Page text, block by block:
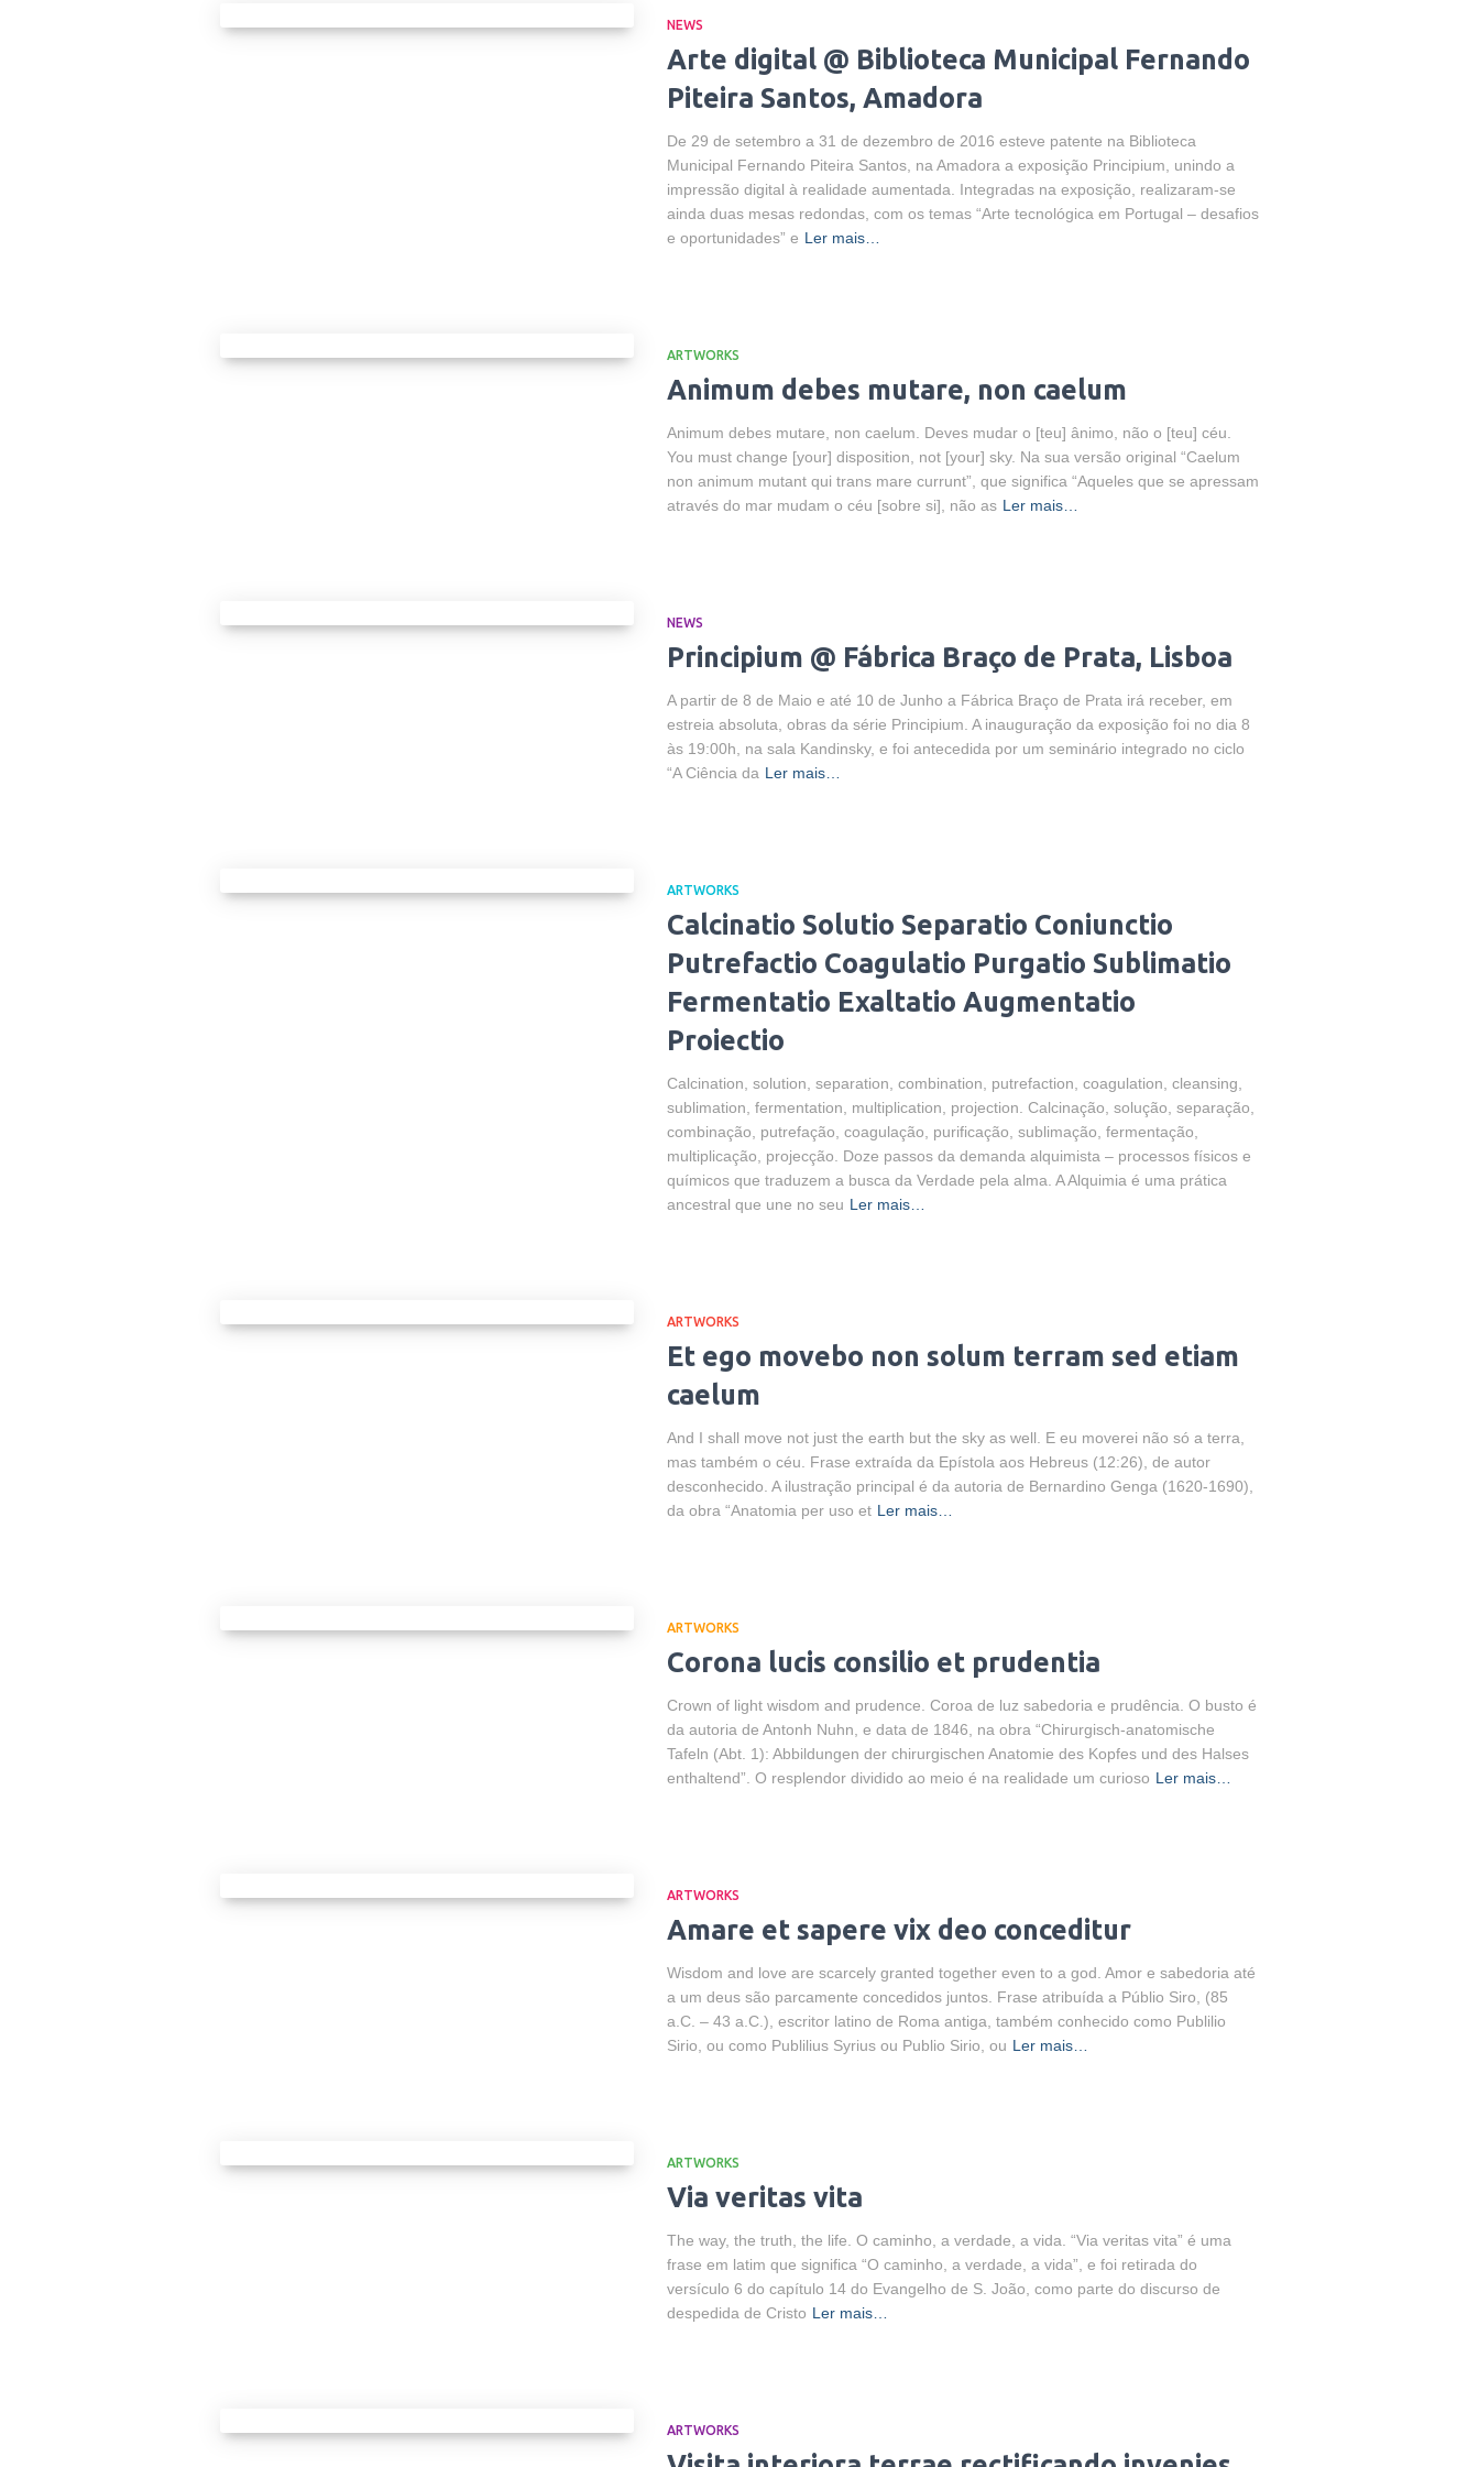
NEWS
Arte digital @ Biblioteca Municipal Fernando
Piteira Santos, Amadora
De 29 de setembro a 31 de dezembro de 2016 esteve patente na Biblioteca
Municipal Fernando Piteira Santos, na Amadora a exposição Principium, unindo a
impressão digital à realidade aumentada. Integradas na exposição, realizaram-se
ainda duas mesas redondas, com os temas “Arte tecnológica em Portugal – desafios
e oportunidades” e Ler mais…
ARTWORKS
Animum debes mutare, non caelum
Animum debes mutare, non caelum. Deves mudar o [teu] ânimo, não o [teu] céu.
You must change [your] disposition, not [your] sky. Na sua versão original “Caelum
non animum mutant qui trans mare currunt”, que significa “Aqueles que se apressam
através do mar mudam o céu [sobre si], não as Ler mais…
NEWS
Principium @ Fábrica Braço de Prata, Lisboa
A partir de 8 de Maio e até 10 de Junho a Fábrica Braço de Prata irá receber, em
estreia absoluta, obras da série Principium. A inauguração da exposição foi no dia 8
às 19:00h, na sala Kandinsky, e foi antecedida por um seminário integrado no ciclo
“A Ciência da Ler mais…
ARTWORKS
Calcinatio Solutio Separatio Coniunctio
Putrefactio Coagulatio Purgatio Sublimatio
Fermentatio Exaltatio Augmentatio
Proiectio
Calcination, solution, separation, combination, putrefaction, coagulation, cleansing,
sublimation, fermentation, multiplication, projection. Calcinação, solução, separação,
combinação, putrefação, coagulação, purificação, sublimação, fermentação,
multiplicação, projecção. Doze passos da demanda alquimista – processos físicos e
químicos que traduzem a busca da Verdade pela alma. A Alquimia é uma prática
ancestral que une no seu Ler mais…
ARTWORKS
Et ego movebo non solum terram sed etiam
caelum
And I shall move not just the earth but the sky as well. E eu moverei não só a terra,
mas também o céu. Frase extraída da Epístola aos Hebreus (12:26), de autor
desconhecido. A ilustração principal é da autoria de Bernardino Genga (1620-1690),
da obra “Anatomia per uso et Ler mais…
ARTWORKS
Corona lucis consilio et prudentia
Crown of light wisdom and prudence. Coroa de luz sabedoria e prudência. O busto é
da autoria de Antonh Nuhn, e data de 1846, na obra “Chirurgisch-anatomische
Tafeln (Abt. 1): Abbildungen der chirurgischen Anatomie des Kopfes und des Halses
enthaltend”. O resplendor dividido ao meio é na realidade um curioso Ler mais…
ARTWORKS
Amare et sapere vix deo conceditur
Wisdom and love are scarcely granted together even to a god. Amor e sabedoria até
a um deus são parcamente concedidos juntos. Frase atribuída a Públio Siro, (85
a.C. – 43 a.C.), escritor latino de Roma antiga, também conhecido como Publilio
Sirio, ou como Publilius Syrius ou Publio Sirio, ou Ler mais…
ARTWORKS
Via veritas vita
The way, the truth, the life. O caminho, a verdade, a vida. “Via veritas vita” é uma
frase em latim que significa “O caminho, a verdade, a vida”, e foi retirada do
versículo 6 do capítulo 14 do Evangelho de S. João, como parte do discurso de
despedida de Cristo Ler mais…
ARTWORKS